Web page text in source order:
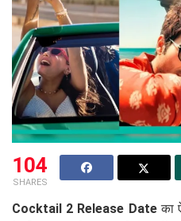
104
SHARES
Cocktail 2 Release Dateका